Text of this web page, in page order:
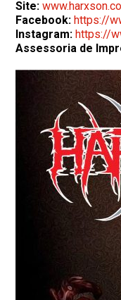
Site:
Facebook: https://
Instagram: https://
Assessoria de